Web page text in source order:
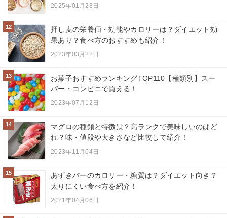
2025年01月28日
12
押し麦の栄養価・効能やカロリーは？ダイエット効
果あり？食べ方のおすすめも紹介！
2023年03月22日
13
お菓子おすすめランキングTOP110【種類別】スー
パー・コンビニで買える！
2023年07月12日
14
マグロの種類と特徴は？高ランクで美味しいのはど
れ？味・値段や大きさなど比較して紹介！
2023年11月04日
15
あずきバーのカロリー・糖質は？ダイエット向き？
太りにくい食べ方を紹介！
2021年04月06日